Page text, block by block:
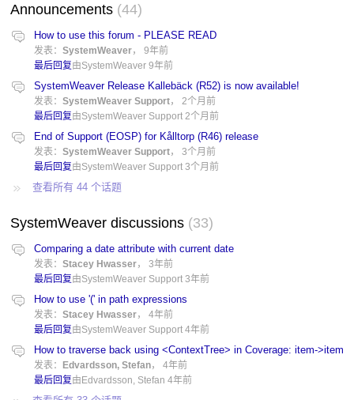
Announcements 44
How to use this forum - PLEASE READ
发表： SystemWeaver， 9年前
最后回复由SystemWeaver 9年前
SystemWeaver Release Kallebäck (R52) is now available!
发表： SystemWeaver Support， 2个月前
最后回复由SystemWeaver Support 2个月前
End of Support (EOSP) for Kålltorp (R46) release
发表： SystemWeaver Support， 3个月前
最后回复由SystemWeaver Support 3个月前
查看所有 44 个话题
SystemWeaver discussions 33
Comparing a date attribute with current date
发表： Stacey Hwasser， 3年前
最后回复由SystemWeaver Support 3年前
How to use '(' in path expressions
发表： Stacey Hwasser， 4年前
最后回复由SystemWeaver Support 4年前
How to traverse back using <ContextTree> in Coverage: item->item
发表： Edvardsson, Stefan， 4年前
最后回复由Edvardsson, Stefan 4年前